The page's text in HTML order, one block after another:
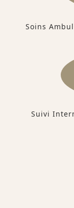
Soins
Suivi